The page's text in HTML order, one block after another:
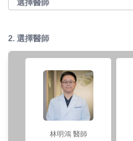
2. 選擇醫師
林明鴻 醫師